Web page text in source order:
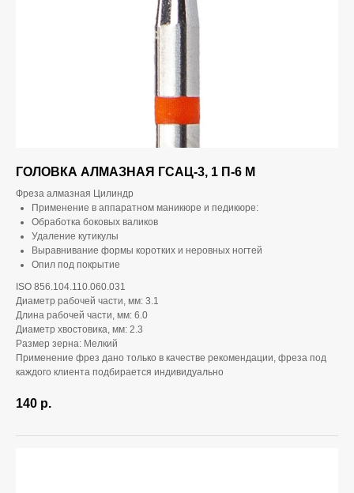
ГОЛОВКА АЛМАЗНАЯ ГСАЦ-3, 1 П-6 М
Фреза алмазная Цилиндр
Применение в аппаратном маникюре и педикюре:
Обработка боковых валиков
Удаление кутикулы
Выравнивание формы коротких и неровных ногтей
Опил под покрытие
ISO 856.104.110.060.031
Диаметр рабочей части, мм: 3.1
Длина рабочей части, мм: 6.0
Диаметр хвостовика, мм: 2.3
Размер зерна: Мелкий
Применение фрез дано только в качестве рекомендации, фреза под
каждого клиента подбирается индивидуально
140 р.